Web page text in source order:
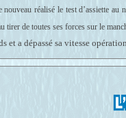
réalisé le test d’assiette au
tirer de toutes ses forces sur le
et a dépassé sa vitesse